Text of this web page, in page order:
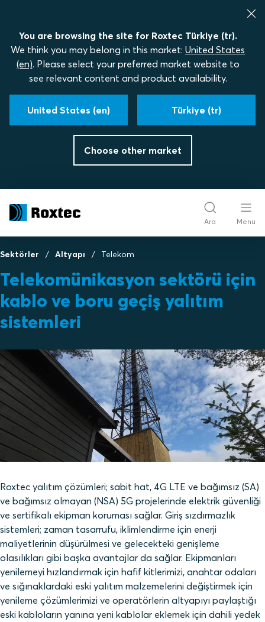
You are browsing the site for Roxtec Türkiye (tr).
We think you may belong in this market: United States
(en). Please select your preferred market website to
see relevant content and product availability.
United States (en) Türkiye (tr)
Choose other market
Ara Menü
Sektörler Altyapı Telekom
Telekomünikasyon sektörü için
kablo ve boru geçiş yalıtım
sistemleri
Roxtec yalıtım çözümleri; sabit hat, 4G LTE ve bağımsız (SA)
ve bağımsız olmayan (NSA) 5G projelerinde elektrik güvenliği
ve sertifikalı ekipman koruması sağlar. Giriş sızdırmazlık
sistemleri; zaman tasarrufu, iklimlendirme için enerji
maliyetlerinin düşürülmesi ve gelecekteki genişleme
olasılıkları gibi başka avantajlar da sağlar. Ekipmanları
yenilemeyi hızlandırmak için hafif kitlerimizi, anahtar odaları
ve sığınaklardaki eski yalıtım malzemelerini değiştirmek için
yenileme çözümlerimizi ve operatörlerin altyapıyı paylaştığı
eski kabloların yanına yeni kablolar eklemek için dahili yedek